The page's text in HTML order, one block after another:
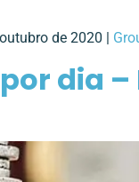
de 2020 |
dia